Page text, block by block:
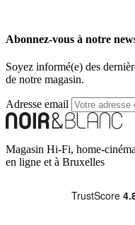
Abonnez-vous à notre
Soyez informé(e) des
de notre magasin.
Adresse email
Magasin Hi-Fi, home-
en ligne et à Bruxelles